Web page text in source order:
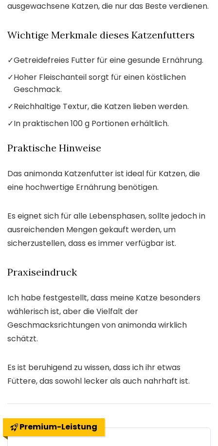
ausgewachsene Katzen, die nur das Beste verdienen.
Wichtige Merkmale dieses Katzenfutters
✓Getreidefreies Futter für eine gesunde Ernährung.
✓Hoher Fleischanteil sorgt für einen köstlichen
Geschmack.
✓Reichhaltige Textur, die Katzen lieben werden.
✓In praktischen 100 g Portionen erhältlich.
Praktische Hinweise
Das animonda Katzenfutter ist ideal für Katzen, die
eine hochwertige Ernährung benötigen.
Es eignet sich für alle Lebensphasen, sollte jedoch in
ausreichenden Mengen gekauft werden, um
sicherzustellen, dass es immer verfügbar ist.
Praxiseindruck
Ich habe festgestellt, dass meine Katze besonders
wählerisch ist, aber die Vielfalt der
Geschmacksrichtungen von animonda wirklich
schätzt.
Es ist beruhigend zu wissen, dass ich ihr etwas
Füttere, das sowohl lecker als auch nahrhaft ist.
Premium-Leistung